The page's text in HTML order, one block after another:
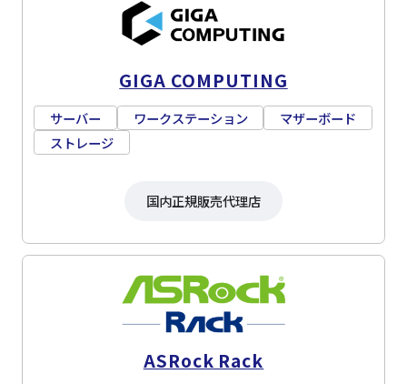
GIGA COMPUTING
サーバー ワークステーション
マザーボード
ストレージ
国内正規販売代理店
ASRock Rack